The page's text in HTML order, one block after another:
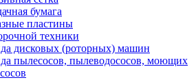
бумага
пластины
техники
дисковых (роторных) машин
пылесосов, пылеводососов, моющих